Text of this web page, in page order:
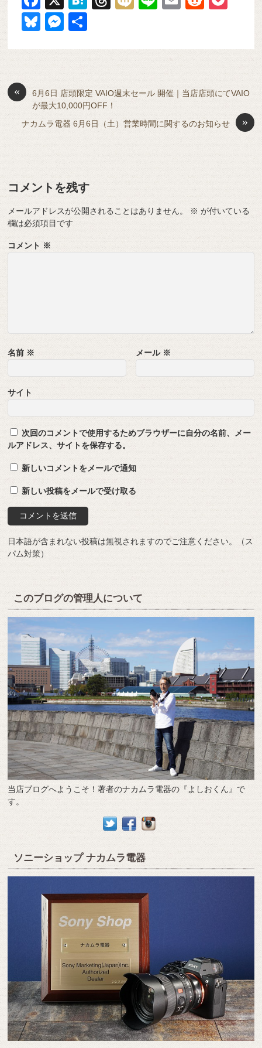
a
c
e
o
o
k
n
a
s
di et
Bl
y
M
n
g
er
«
6月6日 店頭限定 VAIO週末セール 開催｜当店店頭にてVAIO
が最大10,000円OFF！
»
ナカムラ電器 6月6日（土）営業時間に関するのお知らせ
コメントを残す
メールアドレスが公開されることはありません。 ※ が付いている
欄は必須項目です
コメント ※
名前 ※ メール ※
サイト
次回のコメントで使用するためブラウザーに自分の名前、メー
ルアドレス、サイトを保存する。
新しいコメントをメールで通知
新しい投稿をメールで受け取る
日本語が含まれない投稿は無視されますのでご注意ください。（ス
パム対策）
このブログの管理人について
当店ブログへようこそ！著者のナカムラ電器の『よしおくん』で
す。
ソニーショップ ナカムラ電器